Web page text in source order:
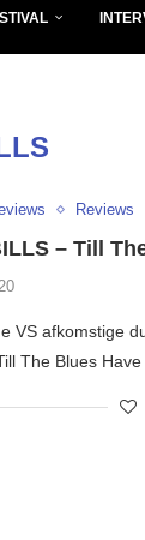
Reviews
– Till
VS afkomstige
The Blues